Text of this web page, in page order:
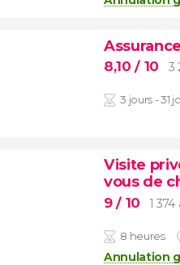
8,10/ 10 3
3 jours - 31
Visite
vous de
9/ 10 1 374
8 heures
Annulation